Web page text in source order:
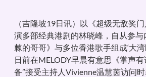
（吉隆坡19日讯）以《超级无敌奖
演多部经典港剧的林晓峰，自从参
棘的哥哥》与多位香港歌手组成‘大湾
日前在MELODY早晨有意思《掌声
备”接受主持人Vivienne温慧茵访问